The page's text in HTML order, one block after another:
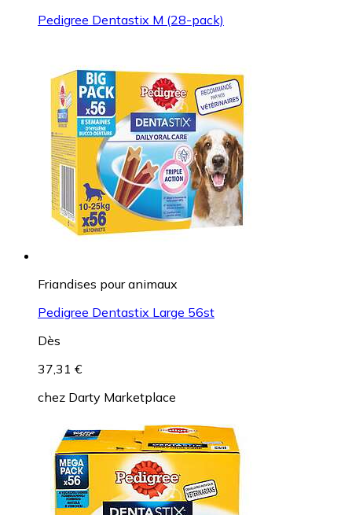
Pedigree Dentastix M (28-pack)
Friandises pour animaux
Pedigree Dentastix Large 56st
Dès
37,31 €
chez Darty Marketplace